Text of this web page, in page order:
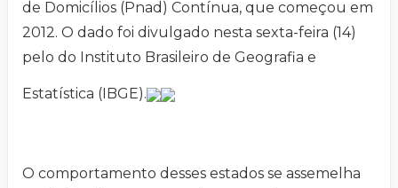
de Domicílios (Pnad) Contínua, que começou em
2012. O dado foi divulgado nesta sexta-feira (14)
pelo do Instituto Brasileiro de Geografia e
Estatística (IBGE).
O comportamento desses estados se assemelha